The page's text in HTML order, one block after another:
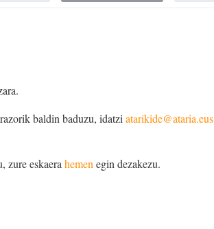
baldin baduzu, idatziatarikide@ataria.eus
zure eskaera hemen egin dezakezu.